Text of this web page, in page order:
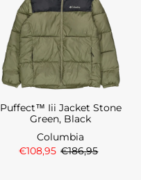
Puffect™ Iii Jacket Stone
Green, Black
Columbia
€108,95 €186,95